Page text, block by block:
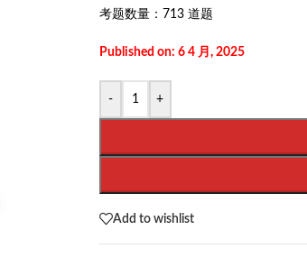
考题数量： 713 道题
Published on: 6 4 月, 2025
- +
Add to wishlist